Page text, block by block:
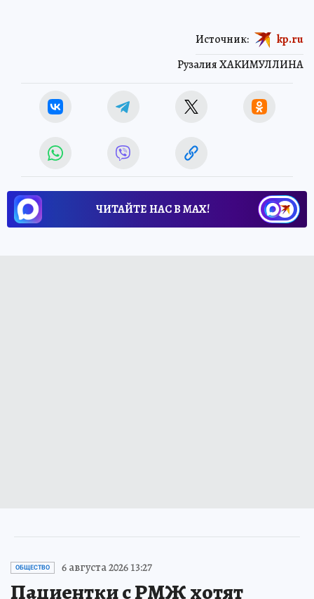
Рузалия ХАКИМУЛЛИНА
Источник: kp.ru
ЧИТАЙТЕ НАС В МАХ!
ОБЩЕСТВО 6 августа 2026 13:27
Пациентки с РМЖ хотят